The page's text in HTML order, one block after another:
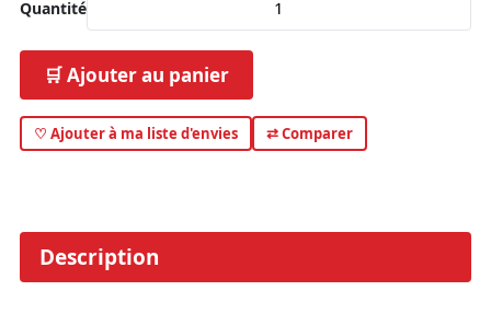
Quantité
🛒 Ajouter au panier
♡ Ajouter à ma liste d'envies ⇄ Comparer
Description